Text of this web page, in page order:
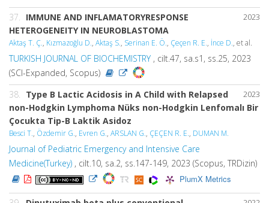
2023
37.
IMMUNE AND INFLAMATORYRESPONSE
HETEROGENEITY IN NEUROBLASTOMA
Aktaş T. Ç., Kızmazoğlu D., Aktaş S., Serinan E. Ö., Çeçen R. E., İnce D., et al.
TURKISH JOURNAL OF BIOCHEMISTRY , cilt.47, sa.s1, ss.25, 2023
(SCI-Expanded, Scopus)
2023
38.
Type B Lactic Acidosis in A Child with Relapsed
non-Hodgkin Lymphoma Nüks non-Hodgkin Lenfomalı Bir
Çocukta Tip-B Laktik Asidoz
Besci T., Özdemir G., Evren G., ARSLAN G., ÇEÇEN R. E., DUMAN M.
Journal of Pediatric Emergency and Intensive Care
Medicine(Turkey) , cilt.10, sa.2, ss.147-149, 2023 (Scopus, TRDizin)
PlumX Metrics